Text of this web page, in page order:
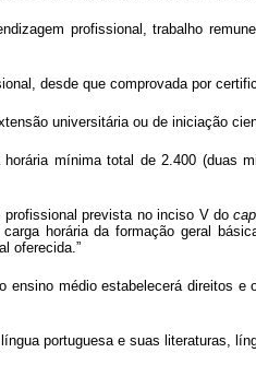
profissional, trabalho
desde que comprovada por
universitária ou de iniciação
mínima total de 2.400 (duas
profissional prevista no inciso V do
horária da formação geral
oferecida.”
ensino médio estabelecerá direitos
portuguesa e suas literaturas,